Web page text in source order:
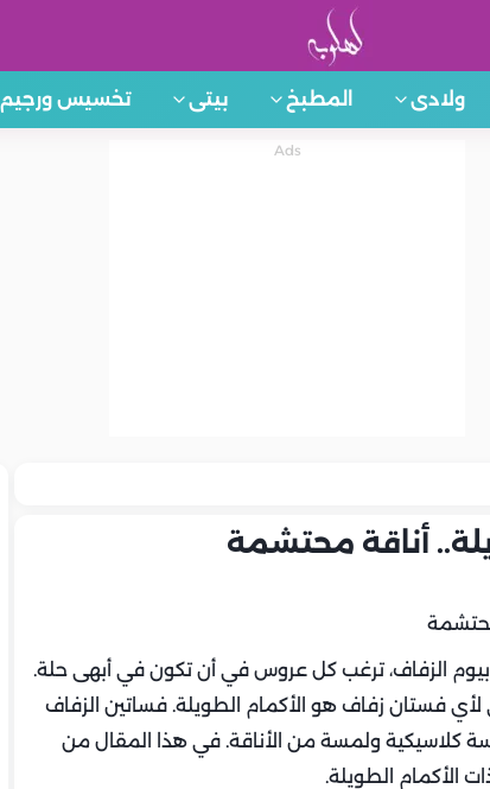
ولادى المطبخ بيتى تخسيس ورجيم
أناقة محتشمة
بيوم الزفاف، ترغب كل عروس في أن تكون في أبهى حلة.
فستان زفاف هو الأكمام الطويلة. فساتين الزفاف
كلاسيكية ولمسة من الأناقة. في هذا المقال من
الأكمام الطويلة.